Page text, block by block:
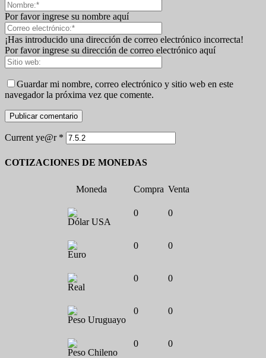
Por favor ingrese su nombre aquí
¡Has introducido una dirección de correo electrónico incorrecta!
Por favor ingrese su dirección de correo electrónico aquí
Guardar mi nombre, correo electrónico y sitio web en este
navegador la próxima vez que comente.
Current ye@r *
COTIZACIONES DE MONEDAS
Moneda Compra Venta
Dólar USA
0 0
Euro
0 0
Real
0 0
Peso Uruguayo
0 0
Peso Chileno
0 0